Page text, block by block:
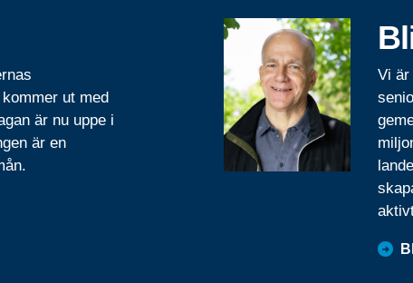
ut med
är nu uppe i
är en
Vi är